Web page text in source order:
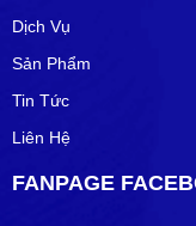
Dịch Vụ
Sản Phẩm
Tin Tức
Liên Hệ
FANPAGE